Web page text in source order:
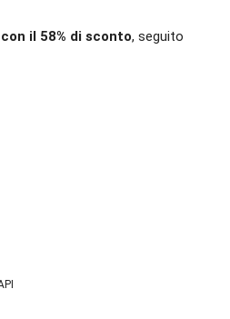
il 58% di sconto, seguito